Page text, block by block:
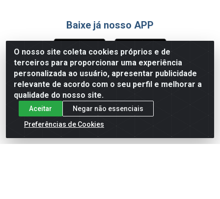
O nosso site coleta cookies próprios e de
terceiros para proporcionar uma experiência
personalizada ao usuário, apresentar publicidade
relevante de acordo com o seu perfil e melhorar a
qualidade do nosso site.
Aceitar
Negar não essenciais
Preferências de Cookies
Baixe já nosso APP
Formas de Pagamento